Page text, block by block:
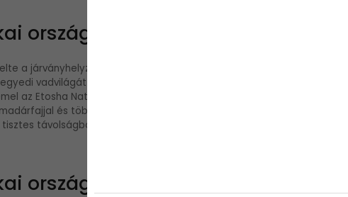
országok: Namíbia
a járványhelyzetet, aminek köszönhetően a turisták újra
vadvilágát terepjáróval érdemes megcsodálni, amit persze több
az Etosha National Park, ami az egyik legnépszerűbb
és több mint 100 emlőscsaláddal találkozhatunk természetes
távolságból szabad megcsodálni).
országok: Botswana